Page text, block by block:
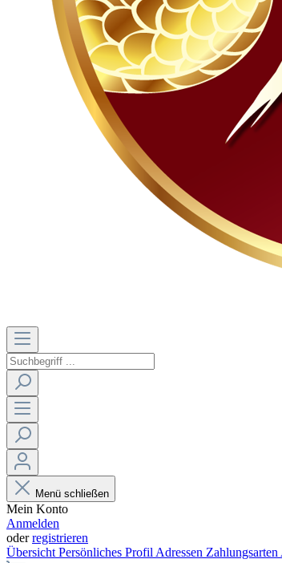
Menü schließen
Mein Konto
Anmelden
oderregistrieren
Übersicht Persönliches Profil Adressen Zahlungsarten